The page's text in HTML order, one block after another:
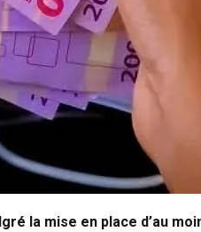
la mise en place d’au